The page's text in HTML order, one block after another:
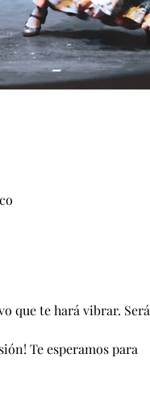
que te hará vibrar. Será
Te esperamos para